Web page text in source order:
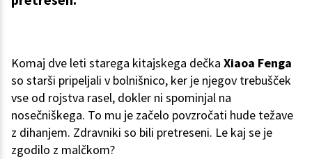
Komaj dve leti starega kitajskega dečka Xiaoa Fenga
so starši pripeljali v bolnišnico, ker je njegov trebušček
vse od rojstva rasel, dokler ni spominjal na
nosečniškega. To mu je začelo povzročati hude težave
z dihanjem. Zdravniki so bili pretreseni. Le kaj se je
zgodilo z malčkom?